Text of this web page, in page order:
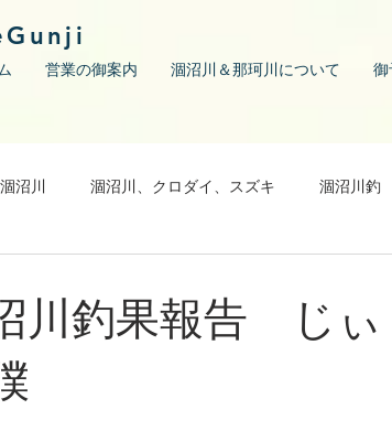
営業の御案内 涸沼川＆那珂川について 御
涸沼川 涸沼川、クロダイ、スズキ 涸沼川釣
川釣果報告 じ